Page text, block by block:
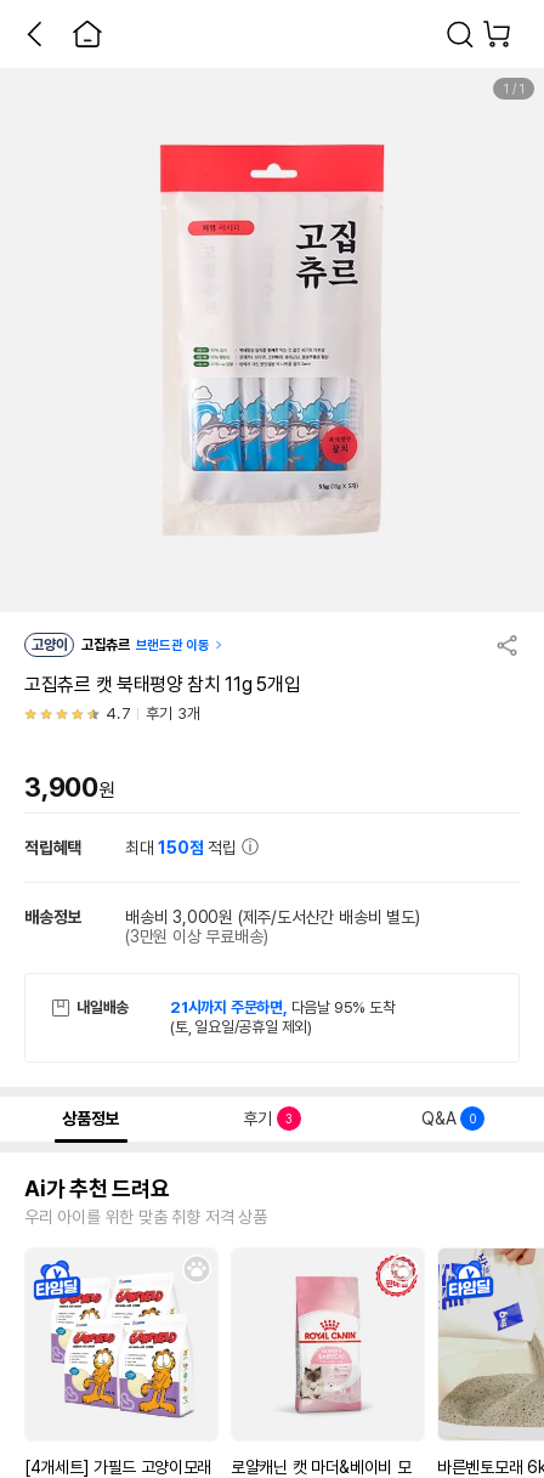
1 / 1
고양이 고집츄르 브랜드관 이동
고집츄르 캣 북태평양 참치 11g 5개입
4.7 후기 3개
3,900원
적립혜택 최대150점 적립
배송정보 배송비 3,000원 (제주/도서산간 배송비 별도)
(3만원 이상 무료배송)
내일배송 21시까지 주문하면, 다음날 95% 도착
(토, 일요일/공휴일 제외)
상품정보 후기 3 Q&A 0
Ai가 추천 드려요
우리 아이를 위한 맞춤 취향 저격 상품
[4개세트] 가필드 고양이모래
로얄캐닌 캣 마더&베이비 모
바른벤토모래